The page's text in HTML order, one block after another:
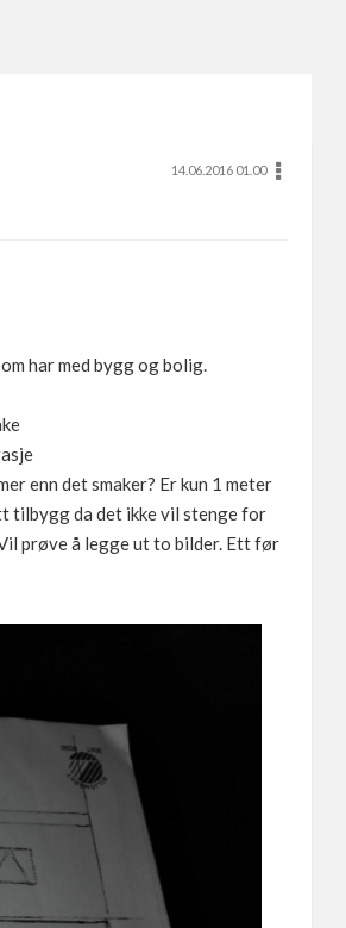
14.06.2016 01.00
har med bygg og bolig.
enn det smaker? Er kun 1 meter
tilbygg da det ikke vil stenge for
prøve å legge ut to bilder. Ett før